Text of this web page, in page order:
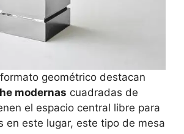
geométrico destacan
modernas cuadradas de
el espacio central libre para
en este lugar, este tipo de mesa